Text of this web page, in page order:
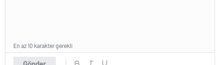
En az 10 karakter gerekli